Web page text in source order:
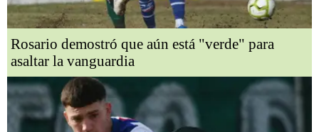
Rosario demostró que aún está "verde" para
asaltar la vanguardia